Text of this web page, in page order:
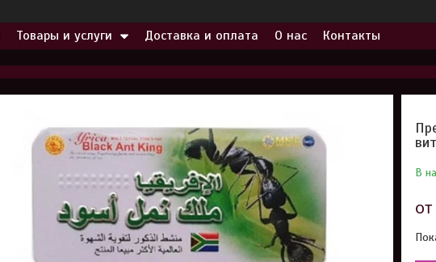
Товары и услуги Доставка и оплата О нас Контакты
В
от